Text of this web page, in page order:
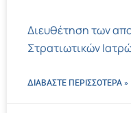
Διευθέτηση των
Στρατιωτικών
ΔΙΑΒΑΣΤΕ ΠΕΡΙΣΣΌΤΕΡΑ »